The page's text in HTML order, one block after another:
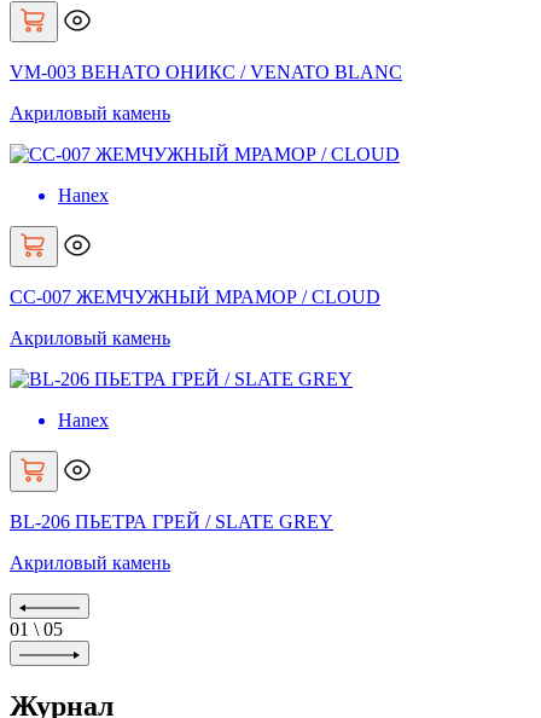
VM-003 ВЕНАТО ОНИКС / VENATO BLANC
Акриловый камень
Hanex
CC-007 ЖЕМЧУЖНЫЙ МРАМОР / CLOUD
Акриловый камень
Hanex
BL-206 ПЬЕТРА ГРЕЙ / SLATE GREY
Акриловый камень
01 \05
Журнал